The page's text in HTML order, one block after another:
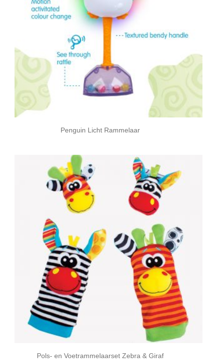
Penguin Licht Rammelaar
Pols- en Voetrammelaarset Zebra & Giraf